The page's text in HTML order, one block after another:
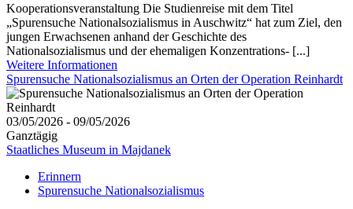
Kooperationsveranstaltung Die Studienreise mit dem Titel
„Spurensuche Nationalsozialismus in Auschwitz“ hat zum Ziel, den
jungen Erwachsenen anhand der Geschichte des
Nationalsozialismus und der ehemaligen Konzentrations- [...]
Weitere Informationen
Spurensuche Nationalsozialismus an Orten der Operation Reinhardt
03/05/2026 - 09/05/2026
Ganztägig
Staatliches Museum in Majdanek
Erinnern
Spurensuche Nationalsozialismus